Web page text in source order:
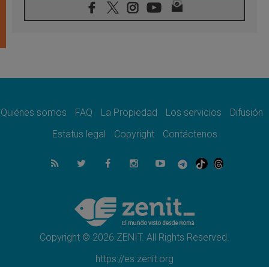
08.08.2026
En Colombia, «la paz no se compra con una
08.08.2026
08.08.2026
del Buen Consejo de Genazzano
Filipinas: el Vicariato Apostólico de Calapán
se convierte en diócesis
Honduras: Los desplazados invisibles de una
crisis olvidada
Quiénes somos FAQ La Propiedad Los servicios
Difusión
Estatus legal
Copyright Contáctenos
Copyright © 2026 ZENIT. All Rights Reserved.
https://es.zenit.org